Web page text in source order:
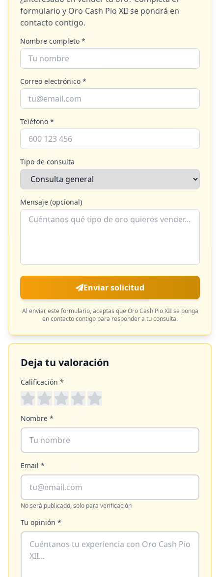
formulario y Oro Cash Pio XIIse pondrá en
contacto contigo.
Nombre completo *
Correo electrónico *
Teléfono *
Tipo de consulta
Mensaje (opcional)
Enviar solicitud
Al enviar este formulario, aceptas que Oro Cash Pio XIIse ponga
en contacto contigo para responder a tu consulta.
Deja tu valoración
Calificación *
Nombre *
Email *
No será publicado, solo para verificación
Tu opinión *